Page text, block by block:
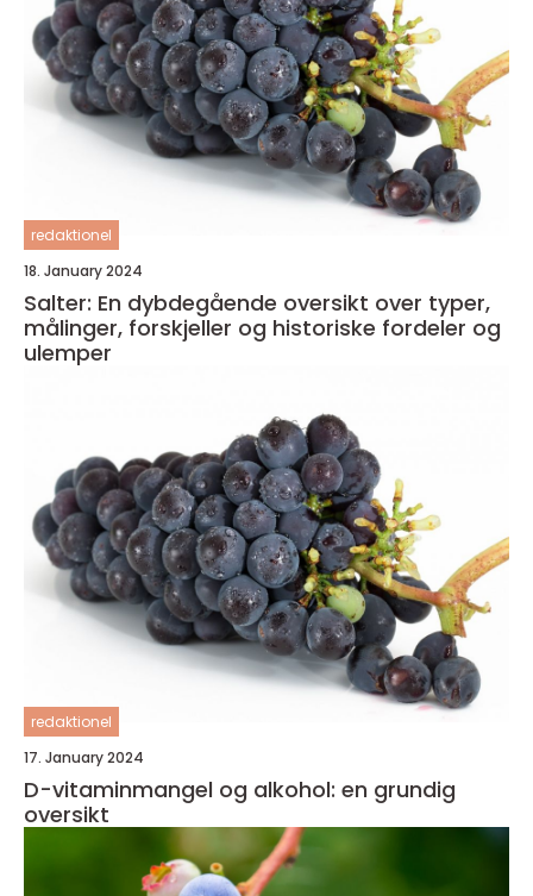
redaktionel
18. January 2024
Salter: En dybdegående oversikt over typer,
målinger, forskjeller og historiske fordeler og
ulemper
redaktionel
17. January 2024
D-vitaminmangel og alkohol: en grundig
oversikt